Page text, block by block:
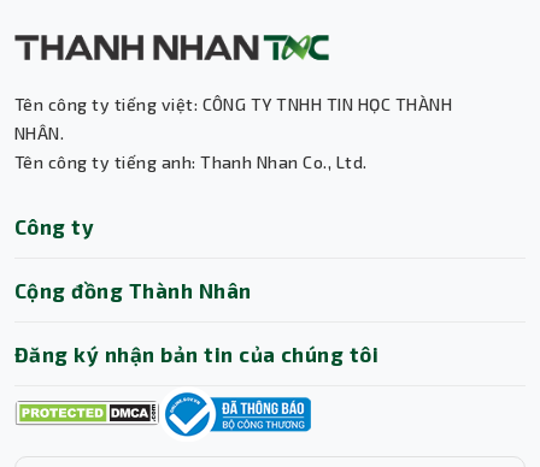
Tên công ty tiếng việt: CÔNG TY TNHH TIN HỌC THÀNH
NHÂN.
Tên công ty tiếng anh: Thanh Nhan Co., Ltd.
Công ty
Cộng đồng Thành Nhân
Đăng ký nhận bản tin của chúng tôi
Trợ lý AI • Phản hồi tức thì